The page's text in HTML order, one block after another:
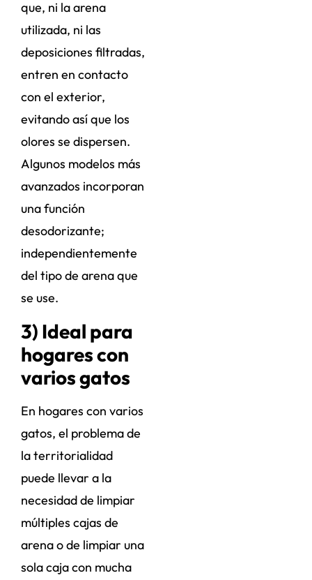
que, ni la arena
utilizada, ni las
deposiciones filtradas,
entren en contacto
con el exterior,
evitando así que los
olores se dispersen.
Algunos modelos más
avanzados incorporan
una función
desodorizante;
independientemente
del tipo de arena que
se use.
3) Ideal para
hogares con
varios gatos
En hogares con varios
gatos, el problema de
la territorialidad
puede llevar a la
necesidad de limpiar
múltiples cajas de
arena o de limpiar una
sola caja con mucha